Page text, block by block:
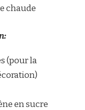
chaude
(pour la
en sucre